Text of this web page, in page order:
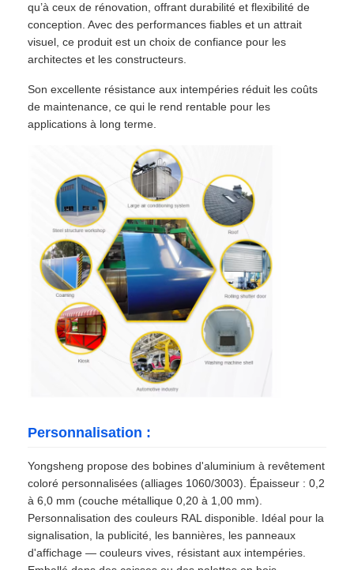
qu’à ceux de rénovation, offrant durabilité et flexibilité de
conception. Avec des performances fiables et un attrait
visuel, ce produit est un choix de confiance pour les
architectes et les constructeurs.
Son excellente résistance aux intempéries réduit les coûts
de maintenance, ce qui le rend rentable pour les
applications à long terme.
Personnalisation :
Yongsheng propose des bobines d'aluminium à revêtement
coloré personnalisées (alliages 1060/3003). Épaisseur : 0,2
à 6,0 mm (couche métallique 0,20 à 1,00 mm).
Personnalisation des couleurs RAL disponible. Idéal pour la
signalisation, la publicité, les bannières, les panneaux
d'affichage — couleurs vives, résistant aux intempéries.